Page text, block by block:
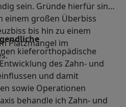
sein. Gründe hierfür sind
einem großen Überbiss
bis hin zu einem
Platzmangel im
kieferorthopädische
des Zahn- und
und damit
sowie Operationen
behandle ich Zahn- und